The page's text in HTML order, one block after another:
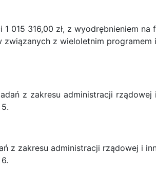
015 316,00 zł, z wyodrębnieniem na
z wieloletnim
z zakresu administracji
z zakresu administracji rządowej i